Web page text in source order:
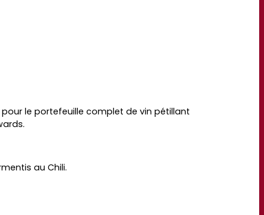
le portefeuille complet de vin pétillant
au Chili.